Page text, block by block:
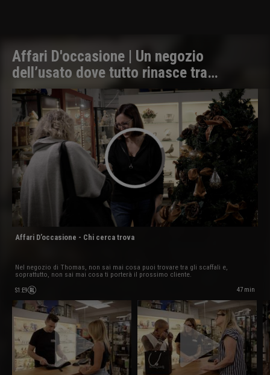
Affari D'occasione | Un negozio
dell’usato dove tutto rinasce tra
riparazioni, vendite e affari
Affari D’occasione - Chi cerca trova
Nel negozio di Thomas, non sai mai cosa puoi trovare tra gli scaffali e,
soprattutto, non sai mai cosa ti porterà il prossimo cliente.
S1 :E9 47 min